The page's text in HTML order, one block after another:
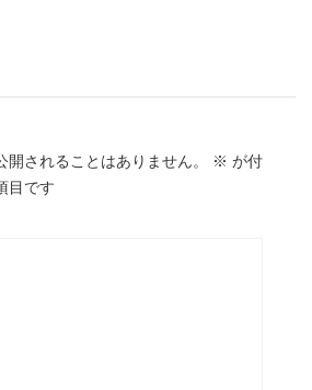
開されることはありません。 ※ が付
目です